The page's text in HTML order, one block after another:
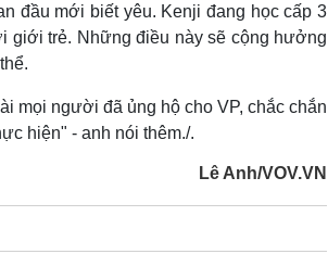
đầu mới biết yêu. Kenji đang học cấp 3
giới trẻ. Những điều này sẽ cộng hưởng
mọi người đã ủng hộ cho VP, chắc chắn
hiện" - anh nói thêm./.
Lê Anh/VOV.VN